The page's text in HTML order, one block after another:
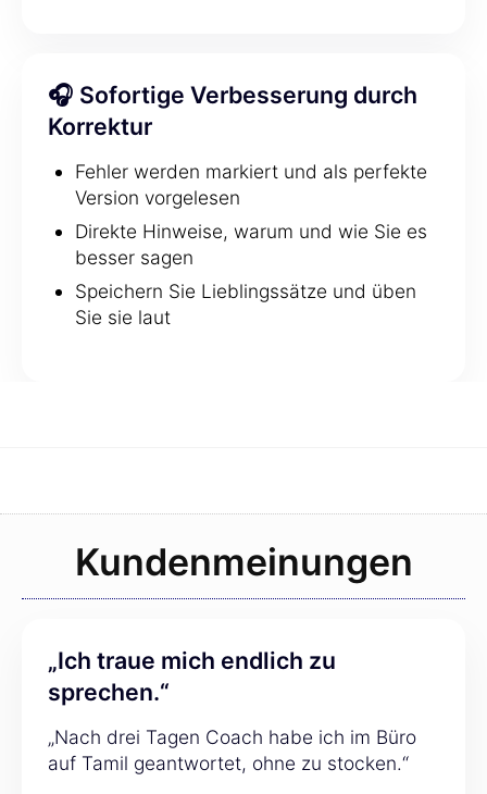
🎧 Sofortige Verbesserung durch
Korrektur
Fehler werden markiert und als perfekte
Version vorgelesen
Direkte Hinweise, warum und wie Sie es
besser sagen
Speichern Sie Lieblingssätze und üben
Sie sie laut
Kundenmeinungen
„Ich traue mich endlich zu
sprechen.“
„Nach drei Tagen Coach habe ich im Büro
auf Tamil geantwortet, ohne zu stocken.“